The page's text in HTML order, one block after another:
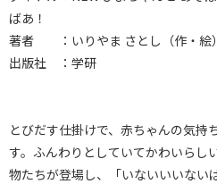
ばあ！
著者 ：いりやま さとし（作・絵）
出版社 ：学研
とびだす仕掛けで、赤ちゃんの気持
す。ふんわりとしていてかわいらし
物たちが登場し、「いないいいない